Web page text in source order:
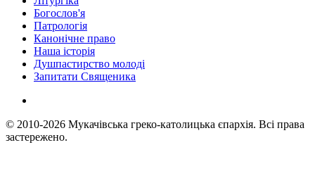
Богослов'я
Патрологія
Канонічне право
Наша історія
Душпастирство молоді
Запитати Священика
© 2010-2026 Мукачівська греко-католицька єпархія. Всі права
застережено.